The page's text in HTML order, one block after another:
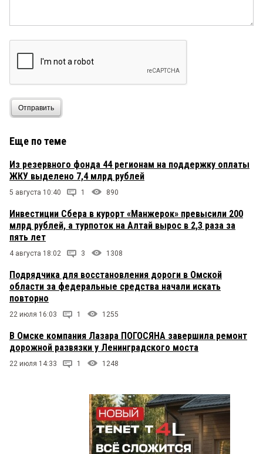
Отправить
Еще по теме
Из резервного фонда 44 регионам на поддержку оплаты
ЖКУ выделено 7,4 млрд рублей
5 августа 10:40 1 890
Инвестиции Сбера в курорт «Манжерок» превысили 200
млрд рублей, а турпоток на Алтай вырос в 2,3 раза за
пять лет
4 августа 18:02 3 1308
Подрядчика для восстановления дороги в Омской
области за федеральные средства начали искать
повторно
22 июля 16:03 1 1255
В Омске компания Лазара ПОГОСЯНА завершила ремонт
дорожной развязки у Ленинградского моста
22 июля 14:33 1 1248